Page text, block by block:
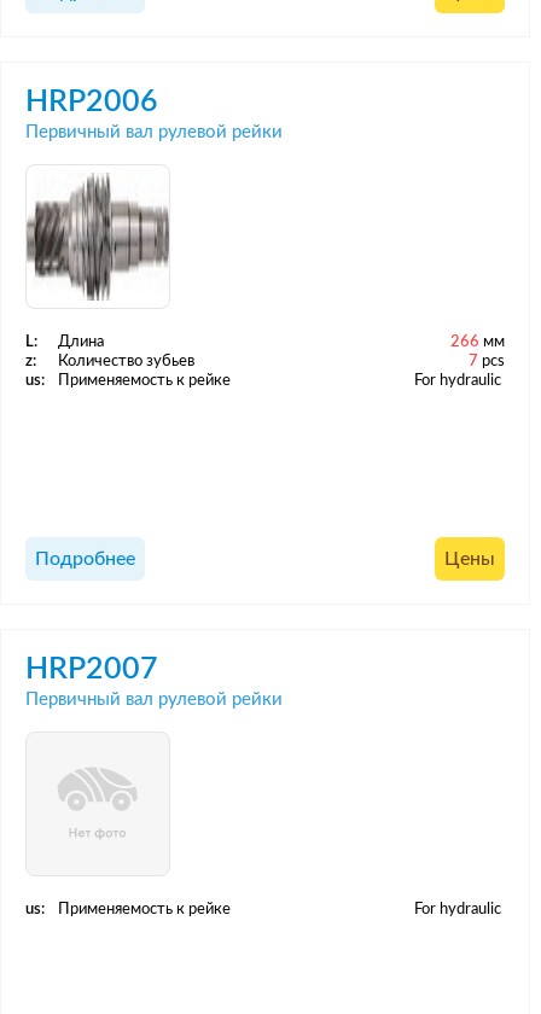
HRP2006
Первичный вал рулевой рейки
L: Длина 266 мм
z:
Количество зубьев 7 pcs
us:
Применяемость к рейке For hydraulic
Подробнее Цены
HRP2007
Первичный вал рулевой рейки
us: Применяемость к рейке For hydraulic